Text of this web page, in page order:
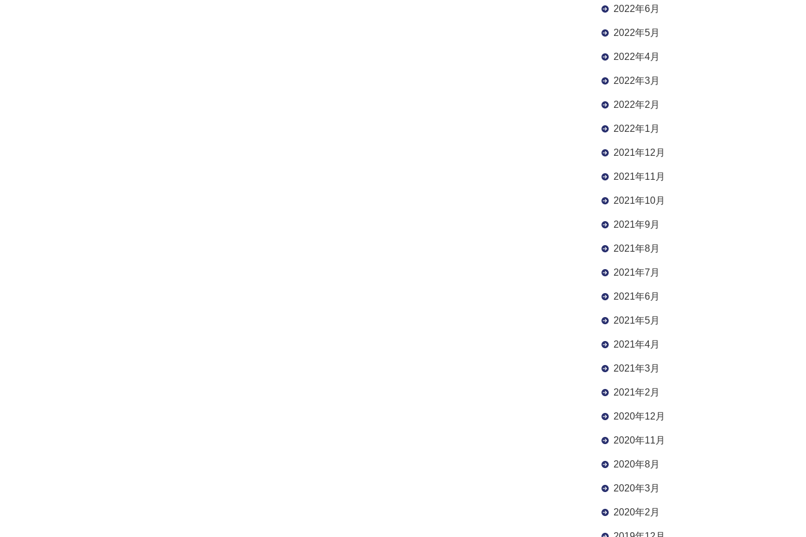
2022年6月
2022年5月
2022年4月
2022年3月
2022年2月
2022年1月
2021年12月
2021年11月
2021年10月
2021年9月
2021年8月
2021年7月
2021年6月
2021年5月
2021年4月
2021年3月
2021年2月
2020年12月
2020年11月
2020年8月
2020年3月
2020年2月